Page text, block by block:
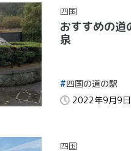
四国
おすすめの道
泉
四国の道の駅
2022年9月9日
四国